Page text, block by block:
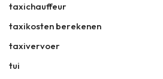
taxichauffeur
taxikosten berekenen
taxivervoer
tui